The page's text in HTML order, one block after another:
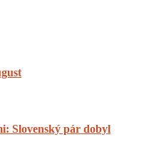
Slovenský pár dobyl